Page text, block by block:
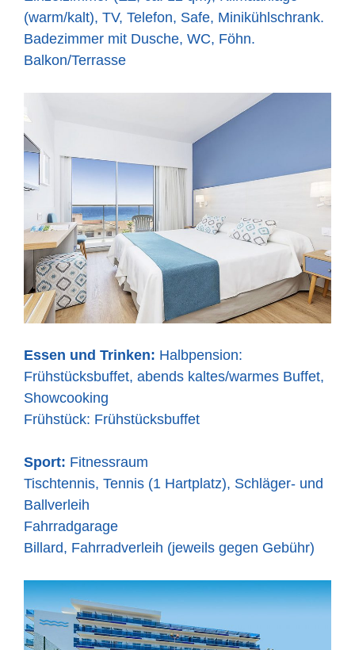
(warm/kalt), TV, Telefon, Safe, Minikühlschrank.
Badezimmer mit Dusche, WC, Föhn.
Balkon/Terrasse
Essen und Trinken: Halbpension:
Frühstücksbuffet, abends kaltes/warmes Buffet,
Showcooking
Frühstück: Frühstücksbuffet
Sport: Fitnessraum
Tischtennis, Tennis (1 Hartplatz), Schläger- und
Ballverleih
Fahrradgarage
Billard, Fahrradverleih (jeweils gegen Gebühr)